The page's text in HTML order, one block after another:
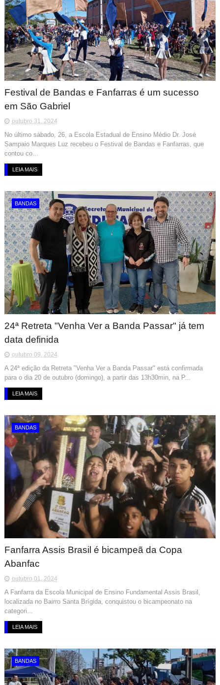
Festival de Bandas e Fanfarras é um sucesso
em São Gabriel
outubro 31, 2024
No último sábado, 26, a Escola Estadual de Ensino Médio Dr. José
Sampaio Marques Luz recebeu o Festival de Bandas e Fanfarras, que
contou co...
LEIA MAIS
BANDAS
24ª Retreta "Venha Ver a Banda Passar" já tem
data definida
outubro 09, 2024
A 24ª edição da Retreta "Venha Ver a Banda Passar" está confirmada
para o dia 20 de outubro (domingo), a partir das 13h30min, na P...
LEIA MAIS
BANDAS
Fanfarra Assis Brasil é bicampeã da Copa
Abanfac
outubro 01, 2024
A Fanfarra da Escola Municipal de Ensino Fundamental Assis Brasil,
localizada no Bairro Santa Brígida, conquistou o bicampeonato na
categori...
LEIA MAIS
BANDAS